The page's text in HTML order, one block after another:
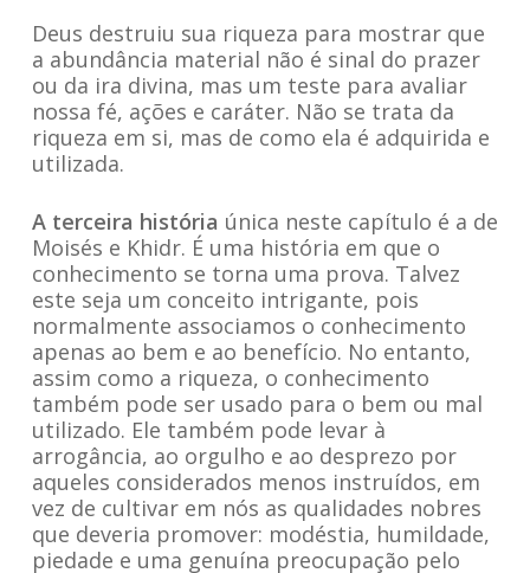
Deus destruiu sua riqueza para mostrar que
a abundância material não é sinal do prazer
ou da ira divina, mas um teste para avaliar
nossa fé, ações e caráter. Não se trata da
riqueza em si, mas de como ela é adquirida e
utilizada.
A terceira história única neste capítulo é a de
Moisés e Khidr. É uma história em que o
conhecimento se torna uma prova. Talvez
este seja um conceito intrigante, pois
normalmente associamos o conhecimento
apenas ao bem e ao benefício. No entanto,
assim como a riqueza, o conhecimento
também pode ser usado para o bem ou mal
utilizado. Ele também pode levar à
arrogância, ao orgulho e ao desprezo por
aqueles considerados menos instruídos, em
vez de cultivar em nós as qualidades nobres
que deveria promover: modéstia, humildade,
piedade e uma genuína preocupação pelo